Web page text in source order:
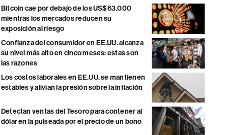
Bitcoin cae por debajo de los US$63.000
mientras los mercados reducen su
exposición al riesgo
Confianza del consumidor en EE.UU. alcanza
su nivel más alto en cinco meses: estas son
las razones
Los costos laborales en EE.UU. se mantienen
estables y alivian la presión sobre la inflación
Detectan ventas del Tesoro para contener al
dólar en la pulseada por el precio de un bono